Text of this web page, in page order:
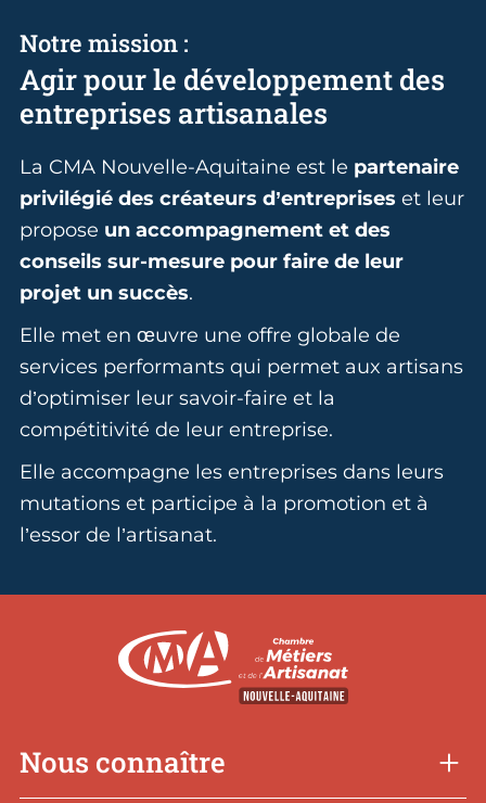
Agir pour le développement des
entreprises artisanales
Notre mission :
La CMA Nouvelle-Aquitaine est le partenaire
privilégié des créateurs d’entreprises et leur
propose un accompagnement et des
conseils sur-mesure pour faire de leur
projet un succès.
Elle met en œuvre une offre globale de
services performants qui permet aux artisans
d’optimiser leur savoir-faire et la
compétitivité de leur entreprise.
Elle accompagne les entreprises dans leurs
mutations et participe à la promotion et à
l’essor de l’artisanat.
Nous connaître